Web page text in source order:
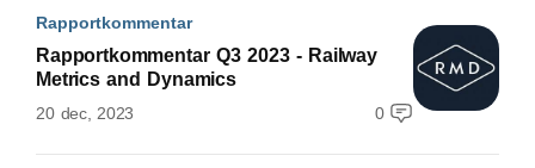
Rapportkommentar
Rapportkommentar Q3 2023 - Railway
Metrics and Dynamics
20 dec, 2023 0